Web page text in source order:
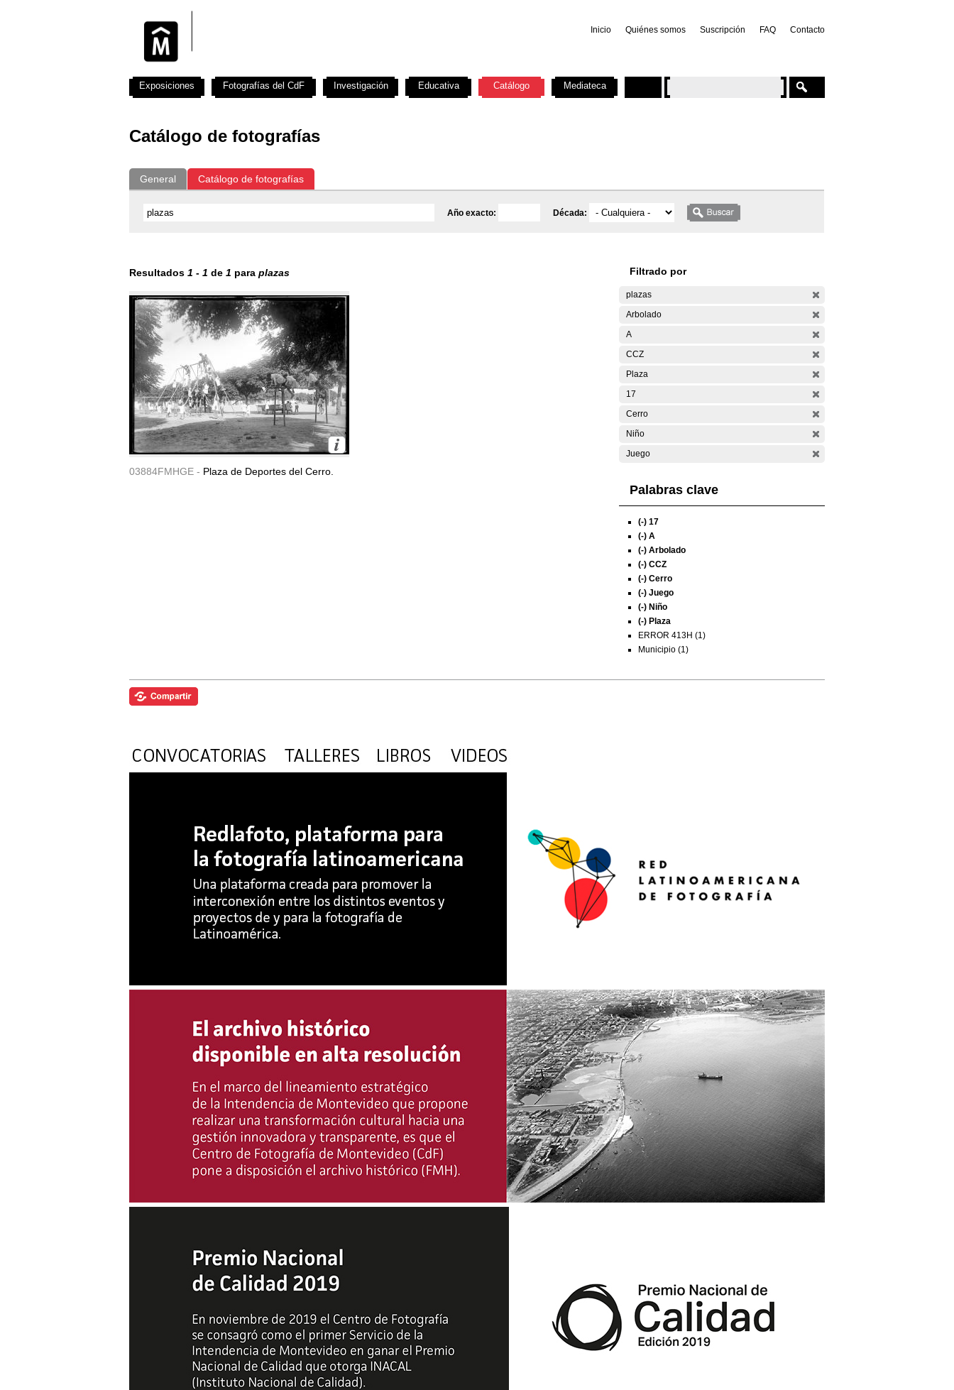
Inicio Quiénes somos Suscripción FAQ Contacto
Catálogo de fotografías
General Catálogo de fotografías
Año exacto: Década:
Resultados 1 - 1 de 1 para plazas
03884FMHGE - Plaza de Deportes del Cerro.
Filtrado por
plazas
Arbolado
A
CCZ
Plaza
17
Cerro
Niño
Juego
Palabras clave
(-) 17
(-) A
(-) Arbolado
(-) CCZ
(-) Cerro
(-) Juego
(-) Niño
(-) Plaza
ERROR 413H (1)
Municipio (1)
Exposiciones Fotografías del CdF Investigación Educativa Catálogo Mediateca